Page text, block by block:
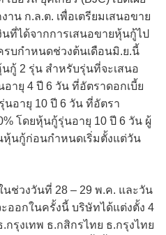
น ก.ล.ต. เพื่อเตรียมเสนอขาย
ที่ได้จากการเสนอขายหุ้นกู้ไป
บกำหนดช่วงต้นเดือนมิ.ย.นี้
กู้ 2 รุ่น สำหรับรุ่นที่จะเสนอ
ายุ 4 ปี 6 วัน ที่อัตราดอกเบี้ย
นอายุ 10 ปี 6 วัน ที่อัตรา
โดยหุ้นกู้รุ่นอายุ 10 ปี 6 วัน ผู้
นกู้ก่อนกำหนดเริ่มตั้งแต่วัน
ช่วงวันที่ 28 – 29 พ.ค. และวัน
ออกในครั้งนี้ บริษัทได้แต่งตั้ง 4
รุงเทพ ธ.กสิกรไทย ธ.กรุงไทย